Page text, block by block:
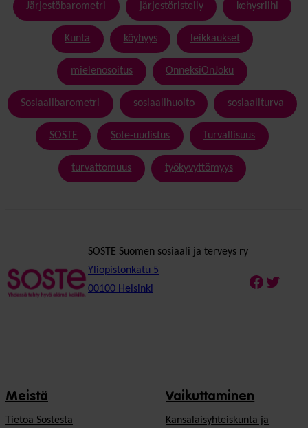
Järjestöbarometri järjestöristeily kehysriihi
Kunta köyhyys leikkaukset
mielenosoitus OnneksiOnJoku
Sosiaalibarometri sosiaalihuolto sosiaaliturva
SOSTE Sote-uudistus Turvallisuus
turvattomuus työkyvyttömyys
SOSTE Suomen sosiaali ja terveys ry
Yliopistonkatu 5
00100 Helsinki
Meistä
Tietoa Sostesta
Vaikuttaminen
Kansalaisyhteiskunta ja